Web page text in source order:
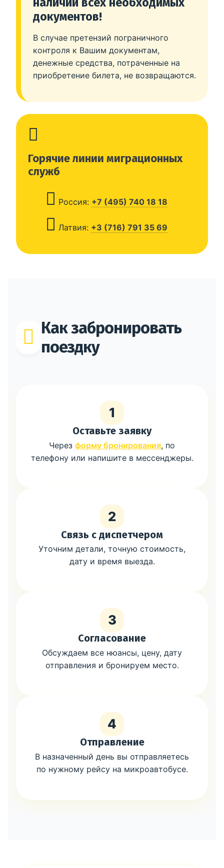
документов!
В случае претензий пограничного
контроля к Вашим документам,
денежные средства, потраченные на
приобретение билета, не возвращаются.
Горячие линии миграционных
служб
Россия: +7 (495) 740 18 18
Латвия: +3 (716) 791 35 69
Как забронировать
поездку
1
Оставьте заявку
Через форму бронирования, по
телефону или напишите в мессенджеры.
2
Связь с диспетчером
Уточним детали, точную стоимость,
дату и время выезда.
3
Согласование
Обсуждаем все нюансы, цену, дату
отправления и бронируем место.
4
Отправление
В назначенный день вы отправляетесь
по нужному рейсу на микроавтобусе.